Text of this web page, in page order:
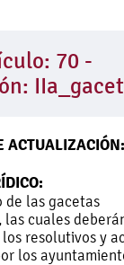
70 -
ACTUALIZACIÓN:
de las gacetas
las cuales
resolutivos y
los